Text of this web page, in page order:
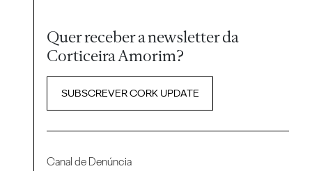
Quer receber a newsletter da
Corticeira Amorim?
SUBSCREVER CORK UPDATE
Canal de Denúncia